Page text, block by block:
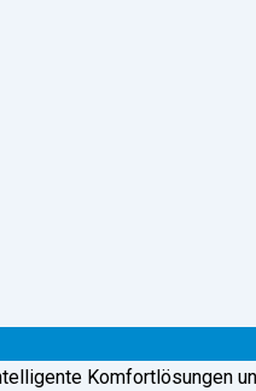
Komfortlösungen